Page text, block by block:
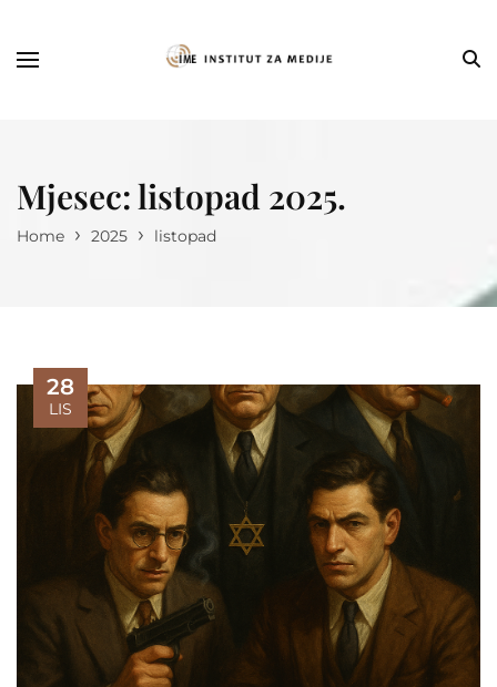
Mjesec:listopad 2025.
Home › 2025 › listopad
28
LIS